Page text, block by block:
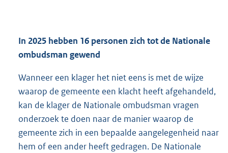
In 2025 hebben 16 personen zich tot de Nationale
ombudsman gewend
Wanneer een klager het niet eens is met de wijze
waarop de gemeente een klacht heeft afgehandeld,
kan de klager de Nationale ombudsman vragen
onderzoek te doen naar de manier waarop de
gemeente zich in een bepaalde aangelegenheid naar
hem of een ander heeft gedragen. De Nationale